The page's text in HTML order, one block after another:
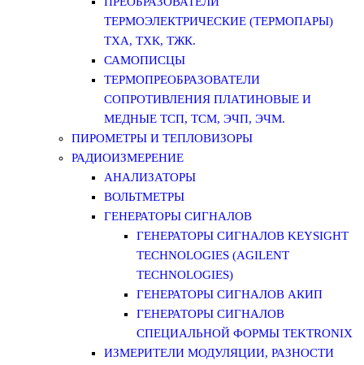
ТЕРМОЭЛЕКТРИЧЕСКИЕ (ТЕРМОПАРЫ)
ТХА, ТХК, ТЖК.
САМОПИСЦЫ
ТЕРМОПРЕОБРАЗОВАТЕЛИ
СОПРОТИВЛЕНИЯ ПЛАТИНОВЫЕ И
МЕДНЫЕ ТСП, ТСМ, ЭЧП, ЭЧМ.
ПИРОМЕТРЫ И ТЕПЛОВИЗОРЫ
РАДИОИЗМЕРЕНИЕ
АНАЛИЗАТОРЫ
ВОЛЬТМЕТРЫ
ГЕНЕРАТОРЫ СИГНАЛОВ
ГЕНЕРАТОРЫ СИГНАЛОВ KEYSIGHT
TECHNOLOGIES (AGILENT
TECHNOLOGIES)
ГЕНЕРАТОРЫ СИГНАЛОВ АКИП
ГЕНЕРАТОРЫ СИГНАЛОВ
СПЕЦИАЛЬНОЙ ФОРМЫ TEKTRONIX
ИЗМЕРИТЕЛИ МОДУЛЯЦИИ, РАЗНОСТИ